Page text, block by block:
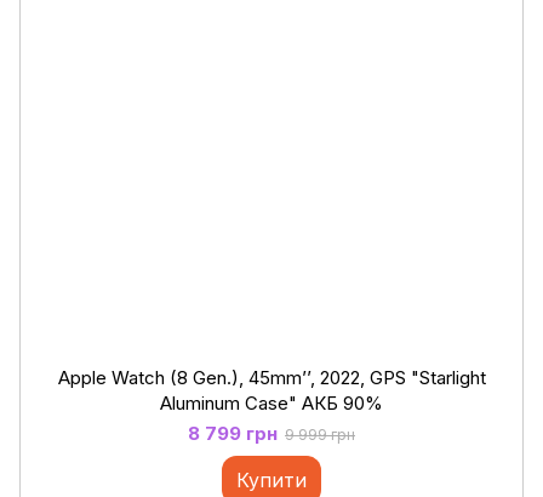
Apple Watch (8 Gen.), 45mm’’, 2022, GPS "Starlight
Aluminum Case" АКБ 90%
8 799 грн 9 999 грн
Купити